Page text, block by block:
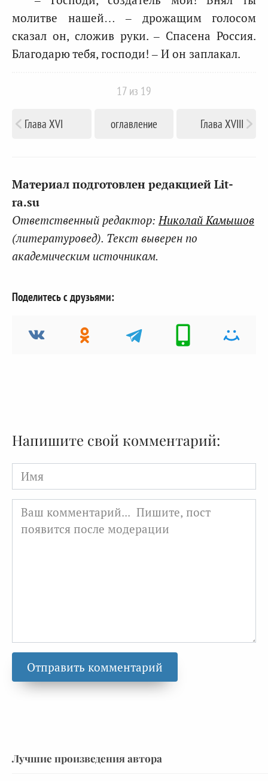
молитве нашей… – дрожащим голосом
сказал он, сложив руки. – Спасена Россия.
Благодарю тебя, господи! – И он заплакал.
17 из 19
Глава XVI оглавление Глава XVIII
Материал подготовлен редакцией Lit-
ra.su
Ответственный редактор:Николай Камышов
(литературовед). Текст выверен по
академическим источникам.
Поделитесь с друзьями:
Напишите свой комментарий:
Имя
Лучшие произведения автора